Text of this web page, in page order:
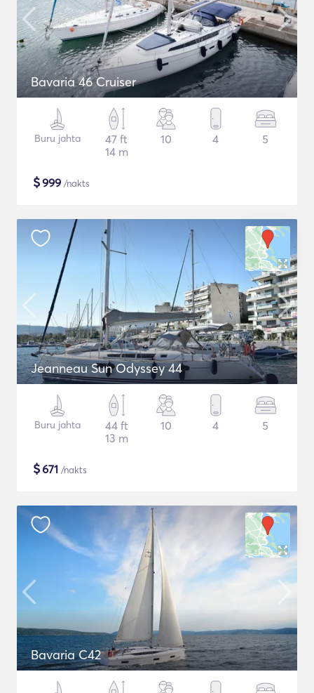
Bavaria 46 Cruiser
Buru jahta
47 ft
14 m
10 4 5
$999 /nakts
Jeanneau Sun Odyssey 44
Buru jahta
44 ft
13 m
10 4 5
$671 /nakts
Bavaria C42